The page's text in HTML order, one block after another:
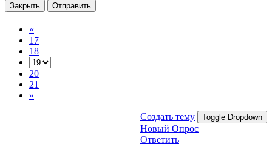
Закрыть Отправить
«
17
18
20
21
»
Создать тему Toggle Dropdown
Новый Опрос
Ответить